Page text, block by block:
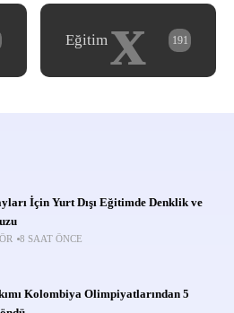
x
Eğitim 191
İçin Yurt Dışı Eğitimde Denklik ve
8 SAAT ÖNCE
Kolombiya Olimpiyatlarından 5